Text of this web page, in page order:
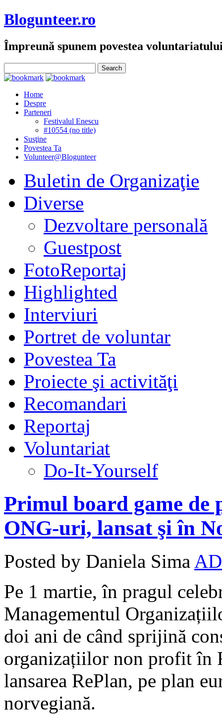
Blogunteer.ro
Împreună spunem povestea
Home
Despre
Parteneri
Festivalul Enescu
#10554 (no title)
Susţine
Povestea Ta
Volunteer@Blogunteer
Buletin de Organizaţie
Diverse
Dezvoltare personală
Guestpost
FotoReportaj
Highlighted
Interviuri
Portret de voluntar
Povestea Ta
Proiecte şi activităţi
Recomandari
Reportaj
Voluntariat
Do-It-Yourself
Primul board game de
ONG-uri, lansat şi în
Posted by Daniela Sima
Pe 1 martie, în pragul
Managementul
doi ani de când sprijină
organizațiilor non profit în
lansarea RePlan, pe plan
norvegiană.